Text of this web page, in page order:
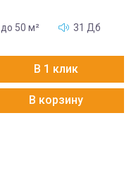
до 50 м² 31 Дб
В 1 клик
В корзину